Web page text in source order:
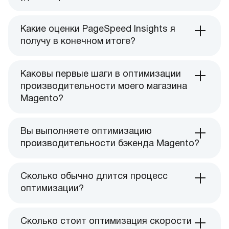
Какие оценки PageSpeed Insights я
получу в конечном итоге?
Каковы первые шаги в оптимизации
производительности моего магазина
Magento?
Вы выполняете оптимизацию
производительности бэкенда Magento?
Сколько обычно длится процесс
оптимизации?
Сколько стоит оптимизация скорости